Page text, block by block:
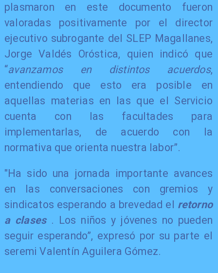
plasmaron en este documento fueron
valoradas positivamente por el director
ejecutivo subrogante del SLEP Magallanes,
Jorge Valdés Oróstica, quien indicó que
“avanzamos en distintos acuerdos,
entendiendo que esto era posible en
aquellas materias en las que el Servicio
cuenta con las facultades para
implementarlas, de acuerdo con la
normativa que orienta nuestra labor”.
"Ha sido una jornada importante avances
en las conversaciones con gremios y
sindicatos esperando a brevedad el retorno
a clases . Los niños y jóvenes no pueden
seguir esperando”, expresó por su parte el
seremi Valentín Aguilera Gómez.